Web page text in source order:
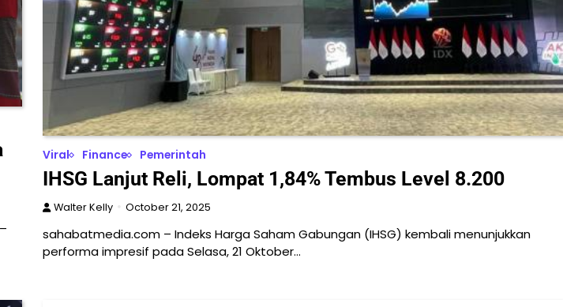
Viral Finance Pemerintah
IHSG Lanjut Reli, Lompat 1,84% Tembus Level 8.200
Walter Kelly October 21, 2025
sahabatmedia.com – Indeks Harga Saham Gabungan (IHSG) kembali menunjukkan
performa impresif pada Selasa, 21 Oktober…